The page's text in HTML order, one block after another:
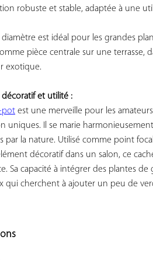
robuste et stable, adaptée à une
diamètre est idéal pour les grandes
pièce centrale sur une
exotique.
et utilité :
pot est une merveille pour les
uniques. Il se marie
par la nature. Utilisé comme point
décoratif dans un salon, ce
Sa capacité à intégrer des plantes
qui cherchent à ajouter un peu de